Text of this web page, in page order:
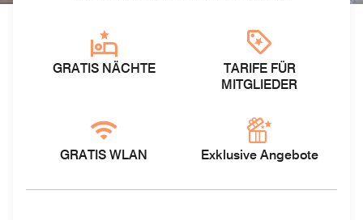
GRATIS NÄCHTE
TARIFE FÜR
MITGLIEDER
GRATIS WLAN Exklusive Angebote